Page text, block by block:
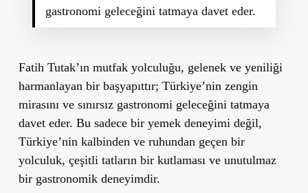
gastronomi geleceğini tatmaya davet eder.
Fatih Tutak’ın mutfak yolculuğu, gelenek ve yeniliği
harmanlayan bir başyapıttır; Türkiye’nin zengin
mirasını ve sınırsız gastronomi geleceğini tatmaya
davet eder. Bu sadece bir yemek deneyimi değil,
Türkiye’nin kalbinden ve ruhundan geçen bir
yolculuk, çeşitli tatların bir kutlaması ve unutulmaz
bir gastronomik deneyimdir.